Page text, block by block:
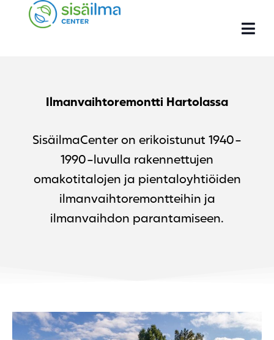
Ilmanvaihtoremontti Hartolassa
SisäilmaCenter on erikoistunut 1940-
1990-luvulla rakennettujen
omakotitalojen ja pientaloyhtiöiden
ilmanvaihtoremontteihin ja
ilmanvaihdon parantamiseen.